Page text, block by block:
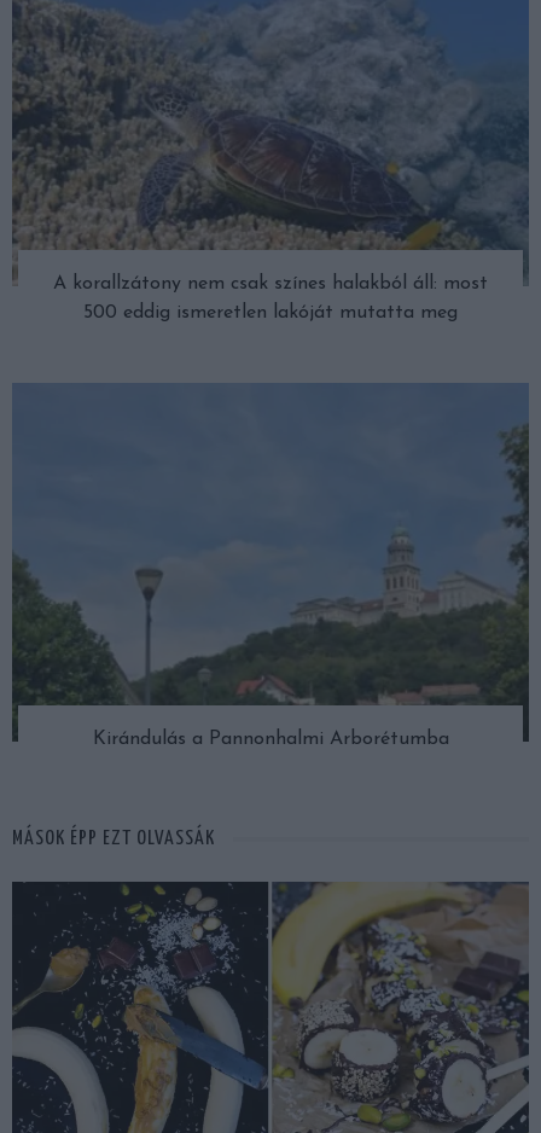
A korallzátony nem csak színes halakból áll: most
500 eddig ismeretlen lakóját mutatta meg
Kirándulás a Pannonhalmi Arborétumba
MÁSOK ÉPP EZT OLVASSÁK